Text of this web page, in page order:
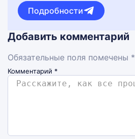
Подробности
Добавить комментарий
Обязательные поля помечены *
Комментарий *